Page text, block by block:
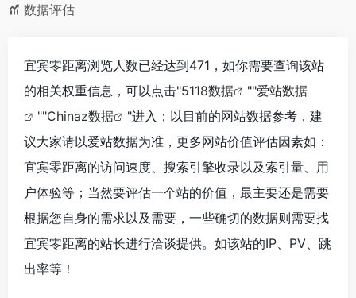
数据评估
宜宾零距离浏览人数已经达到471，如你需要查询该站
的相关权重信息，可以点击"5118数据 ""爱站数据
""Chinaz数据
"进入；以目前的网站数据参考，建
议大家请以爱站数据为准，更多网站价值评估因素如：
宜宾零距离的访问速度、搜索引擎收录以及索引量、用
户体验等；当然要评估一个站的价值，最主要还是需要
根据您自身的需求以及需要，一些确切的数据则需要找
宜宾零距离的站长进行洽谈提供。如该站的IP、PV、跳
出率等！